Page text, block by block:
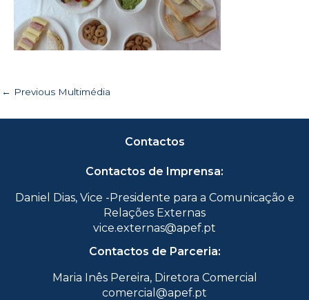
← Previous Multimédia
Contactos
Contactos de Imprensa:
Daniel Dias, Vice -Presidente para a Comunicação e
Relações Externas
vice.externas@apef.pt
Contactos de Parceria:
Maria Inês Pereira, Diretora Comercial
comercial@apef.pt